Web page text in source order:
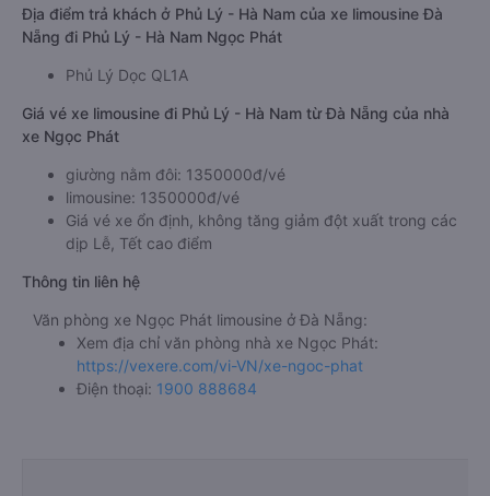
Địa điểm trả khách ở Phủ Lý - Hà Nam của xe limousine Đà
Nẵng đi Phủ Lý - Hà Nam Ngọc Phát
Phủ Lý Dọc QL1A
Giá vé xe limousine đi Phủ Lý - Hà Nam từ Đà Nẵng của nhà
xe Ngọc Phát
giường nằm đôi: 1350000đ/vé
limousine: 1350000đ/vé
Giá vé xe ổn định, không tăng giảm đột xuất trong các
dịp Lễ, Tết cao điểm
Thông tin liên hệ
Văn phòng xe Ngọc Phát limousine ở Đà Nẵng:
Xem địa chỉ văn phòng nhà xe Ngọc Phát:
https://vexere.com/vi-VN/xe-ngoc-phat
Điện thoại: 1900 888684